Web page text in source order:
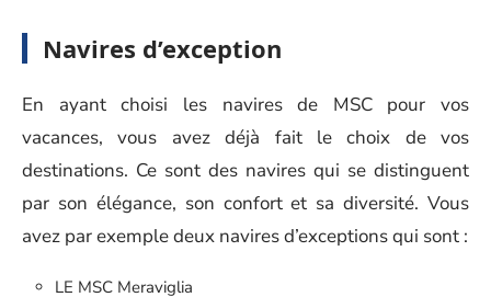
Navires d’exception
En ayant choisi les navires de MSC pour vos
vacances, vous avez déjà fait le choix de vos
destinations. Ce sont des navires qui se distinguent
par son élégance, son confort et sa diversité. Vous
avez par exemple deux navires d’exceptions qui sont :
LE MSC Meraviglia